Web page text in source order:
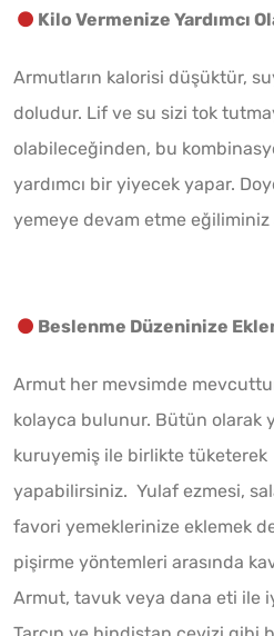
Kilo Vermenize Yardımcı
Armutların kalorisi düşüktür,
doludur. Lif ve su sizi tok
olabileceğinden, bu
yardımcı bir yiyecek yapar.
yemeye devam etme eğiliminiz
Beslenme Düzeninize
Armut her mevsimde
kolayca bulunur. Bütün olarak
kuruyemiş ile birlikte tüketerek
yapabilirsiniz. Yulaf ezmesi,
favori yemeklerinize eklemek
pişirme yöntemleri arasında
Armut, tavuk veya dana eti ile